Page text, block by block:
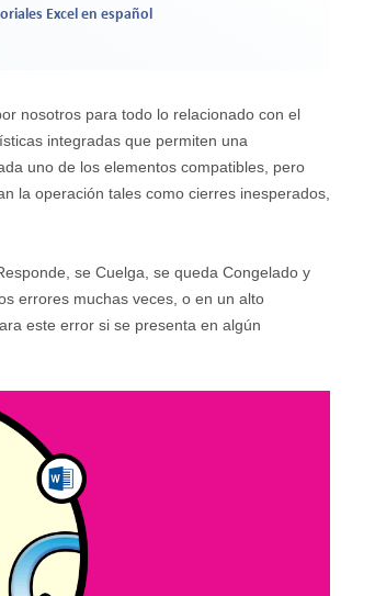
Excel en español
nosotros para todo lo relacionado con el
integradas que permiten una
uno de los elementos compatibles, pero
la operación tales como cierres inesperados,
se Cuelga, se queda Congelado y
errores muchas veces, o en un alto
este error si se presenta en algún